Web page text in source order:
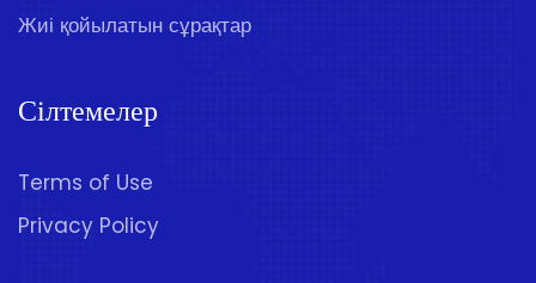
Жиі қойылатын сұрақтар
Сілтемелер
Terms of Use
Privacy Policy